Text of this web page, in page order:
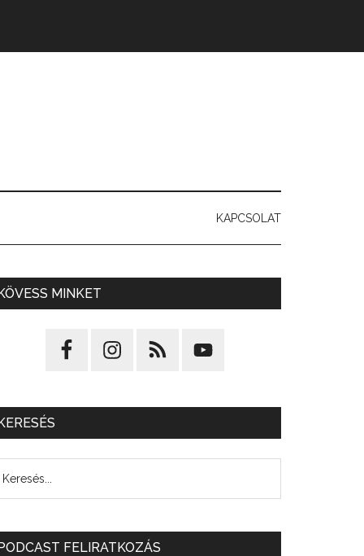
KAPCSOLAT
MINKET
FELIRATKOZÁS